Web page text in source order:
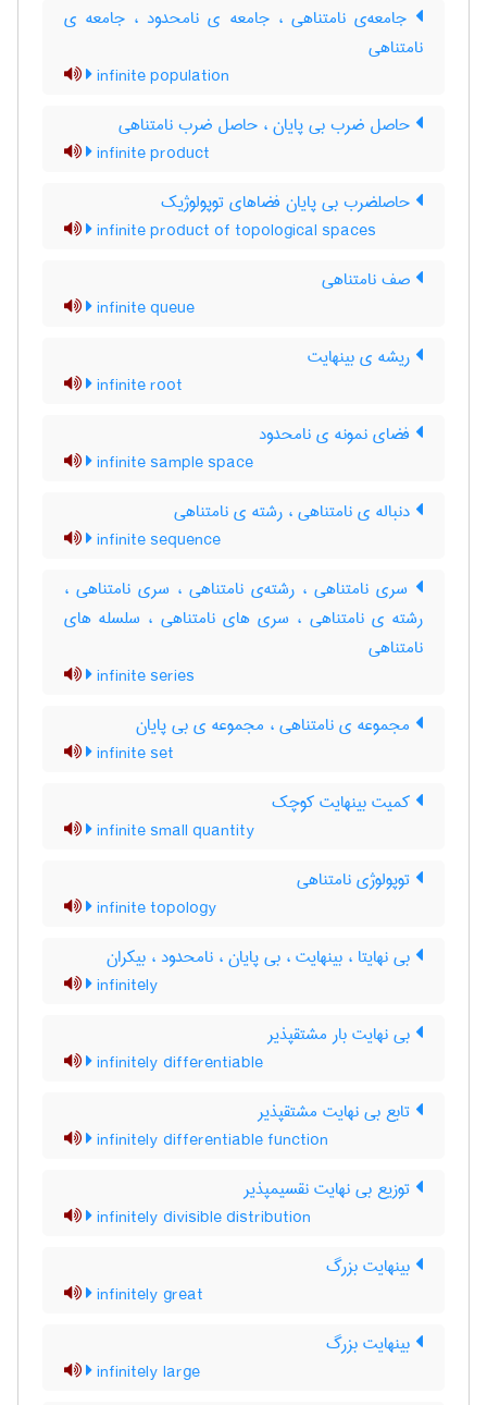
جامعه‌ی نامتناهی ، جامعه ی نامحدود ، جامعه ی
نامتناهی
infinite population
حاصل ضرب بی پایان ، حاصل ضرب نامتناهی
infinite product
حاصلضرب بی پایان فضاهای توپولوژیک
infinite product of topological spaces
صف نامتناهی
infinite queue
ریشه ی بینهایت
infinite root
فضای نمونه ی نامحدود
infinite sample space
دنباله ی نامتناهی ، رشته ی نامتناهی
infinite sequence
سری‌ نامتناهی ، رشته‌ی نامتناهی ، سری نامتناهی ،
رشته ی نامتناهی ، سری های نامتناهی ، سلسله های
نامتناهی
infinite series
مجموعه ی نامتناهی ، مجموعه ی بی پایان
infinite set
کمیت بینهایت کوچک
infinite small quantity
توپولوژی نامتناهی
infinite topology
بی نهایتا ، بینهایت ، بی پایان ، نامحدود ، بیکران
infinitely
بی نهایت بار مشتقپذیر
infinitely differentiable
تابع بی نهایت مشتقپذیر
infinitely differentiable function
توزیع بی نهایت نقسیمپذیر
infinitely divisible distribution
بینهایت بزرگ
infinitely great
بینهایت بزرگ
infinitely large